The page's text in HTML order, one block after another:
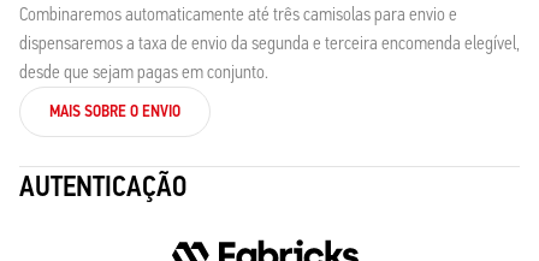
Combinaremos automaticamente até três camisolas para envio e
dispensaremos a taxa de envio da segunda e terceira encomenda elegível,
desde que sejam pagas em conjunto.
MAIS SOBRE O ENVIO
AUTENTICAÇÃO